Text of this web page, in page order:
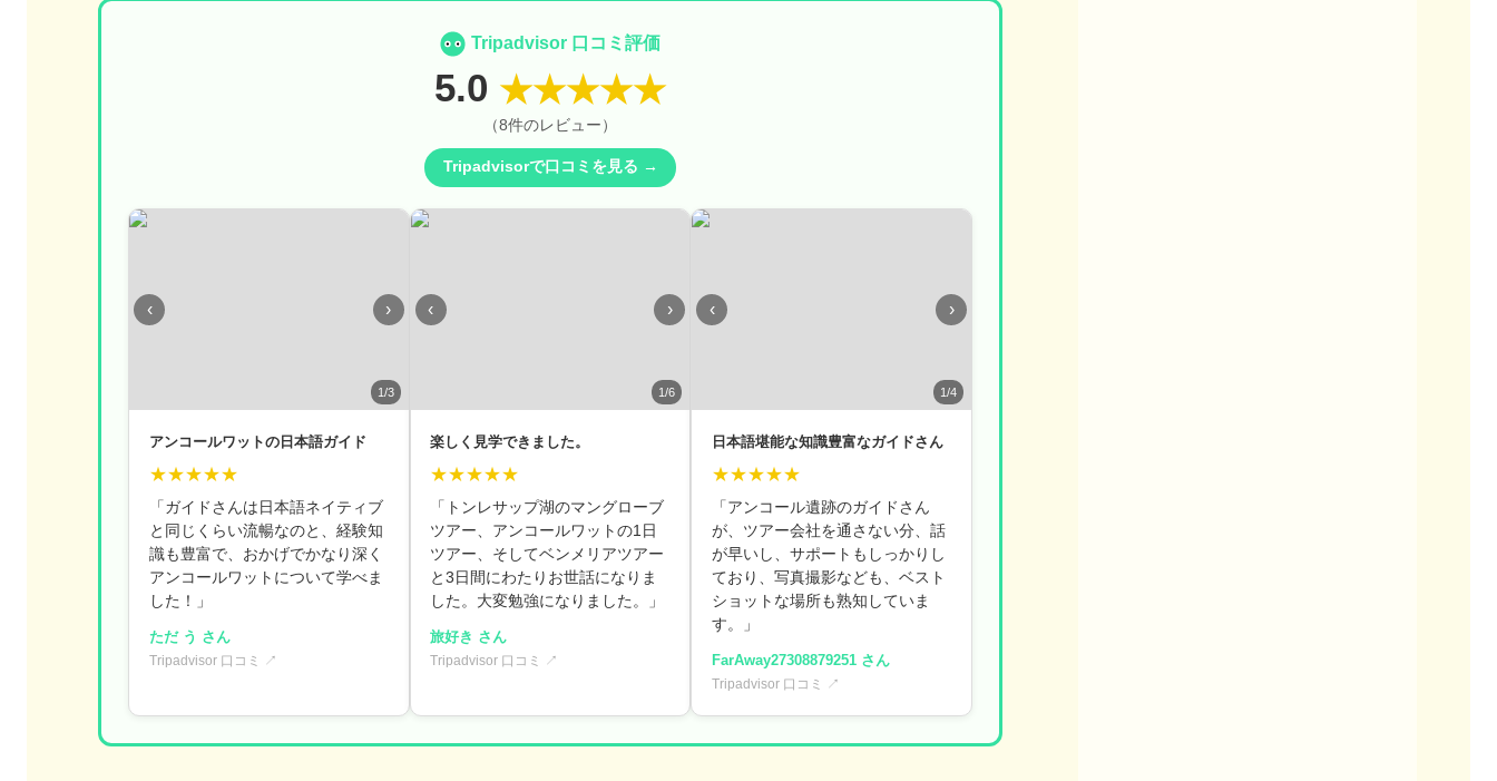
Tripadvisor 口コミ評価
5.0 ★★★★★
（8件のレビュー）
Tripadvisorで口コミを見る →
‹ ›
1/3
アンコールワットの日本語ガイド
★★★★★
「ガイドさんは日本語ネイティブ
と同じくらい流暢なのと、経験知
識も豊富で、おかげでかなり深く
アンコールワットについて学べま
した！」
ただ う さん
Tripadvisor 口コミ ↗
‹ ›
1/6
楽しく見学できました。
★★★★★
「トンレサップ湖のマングローブ
ツアー、アンコールワットの1日
ツアー、そしてベンメリアツアー
と3日間にわたりお世話になりま
した。大変勉強になりました。」
旅好き さん
Tripadvisor 口コミ ↗
‹ ›
1/4
日本語堪能な知識豊富なガイドさん
★★★★★
「アンコール遺跡のガイドさん
が、ツアー会社を通さない分、話
が早いし、サポートもしっかりし
ており、写真撮影なども、ベスト
ショットな場所も熟知していま
す。」
FarAway27308879251 さん
Tripadvisor 口コミ ↗